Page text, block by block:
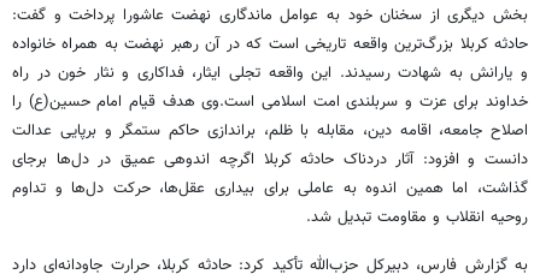
بخش دیگری از سخنان خود به عوامل ماندگاری نهضت عاشورا پرداخت و گفت:
حادثه کربلا بزرگ‌ترین واقعه تاریخی است که در آن رهبر نهضت به همراه خانواده
و یارانش به شهادت رسیدند. این واقعه تجلی ایثار، فداکاری و نثار خون در راه
خداوند برای عزت و سربلندی امت اسلامی است.وی هدف قیام امام حسین(ع) را
اصلاح جامعه، اقامه دین، مقابله با ظلم، براندازی حاکم ستمگر و برپایی عدالت
دانست و افزود: آثار دردناک حادثه کربلا اگرچه اندوهی عمیق در دل‌ها برجای
گذاشت، اما همین اندوه به عاملی برای بیداری عقل‌ها، حرکت دل‌ها و تداوم
روحیه انقلاب و مقاومت تبدیل شد.
به گزارش فارس، دبیرکل حزب‌الله تأکید کرد: حادثه کربلا، حرارت جاودانه‌ای دارد